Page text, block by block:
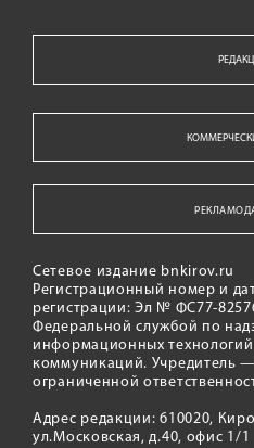
Сетевое издание bnkirov.ru
Регистрационный номер и
регистрации: Эл № ФС77-
Федеральной службой по
информационных
коммуникаций. Учредитель
ограниченной
Адрес редакции: 610020,
ул.Московская, д.40, офис 1/1